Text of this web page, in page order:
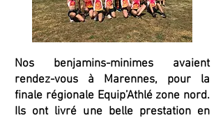
Nos benjamins-minimes avaient
rendez-vous à Marennes, pour la
finale régionale Equip’Athlé zone nord.
Ils ont livré une belle prestation en